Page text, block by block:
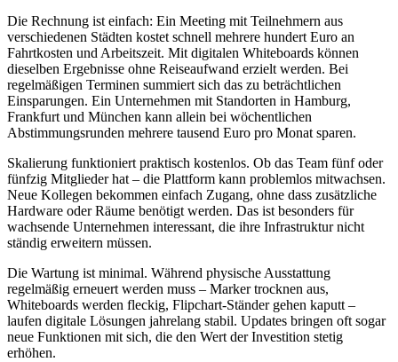
Die Rechnung ist einfach: Ein Meeting mit Teilnehmern aus
verschiedenen Städten kostet schnell mehrere hundert Euro an
Fahrtkosten und Arbeitszeit. Mit digitalen Whiteboards können
dieselben Ergebnisse ohne Reiseaufwand erzielt werden. Bei
regelmäßigen Terminen summiert sich das zu beträchtlichen
Einsparungen. Ein Unternehmen mit Standorten in Hamburg,
Frankfurt und München kann allein bei wöchentlichen
Abstimmungsrunden mehrere tausend Euro pro Monat sparen.
Skalierung funktioniert praktisch kostenlos. Ob das Team fünf oder
fünfzig Mitglieder hat – die Plattform kann problemlos mitwachsen.
Neue Kollegen bekommen einfach Zugang, ohne dass zusätzliche
Hardware oder Räume benötigt werden. Das ist besonders für
wachsende Unternehmen interessant, die ihre Infrastruktur nicht
ständig erweitern müssen.
Die Wartung ist minimal. Während physische Ausstattung
regelmäßig erneuert werden muss – Marker trocknen aus,
Whiteboards werden fleckig, Flipchart-Ständer gehen kaputt –
laufen digitale Lösungen jahrelang stabil. Updates bringen oft sogar
neue Funktionen mit sich, die den Wert der Investition stetig
erhöhen.